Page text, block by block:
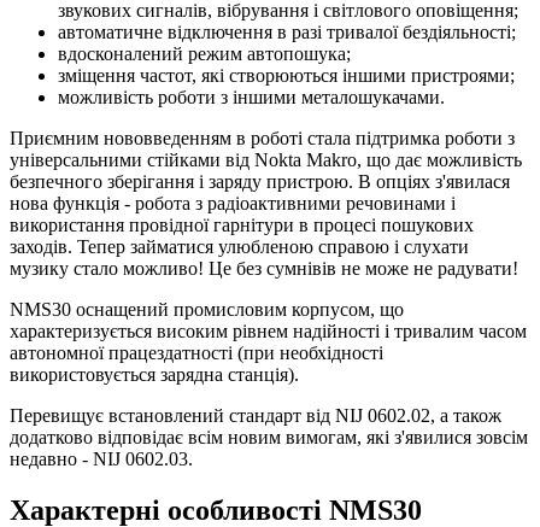
звукових сигналів, вібрування і світлового оповіщення;
автоматичне відключення в разі тривалої бездіяльності;
вдосконалений режим автопошука;
зміщення частот, які створюються іншими пристроями;
можливість роботи з іншими металошукачами.
Приємним нововведенням в роботі стала підтримка роботи з
універсальними стійками від Nokta Makro, що дає можливість
безпечного зберігання і заряду пристрою. В опціях з'явилася
нова функція - робота з радіоактивними речовинами і
використання провідної гарнітури в процесі пошукових
заходів. Тепер займатися улюбленою справою і слухати
музику стало можливо! Це без сумнівів не може не радувати!
NMS30 оснащений промисловим корпусом, що
характеризується високим рівнем надійності і тривалим часом
автономної працездатності (при необхідності
використовується зарядна станція).
Перевищує встановлений стандарт від NIJ 0602.02, а також
додатково відповідає всім новим вимогам, які з'явилися зовсім
недавно - NIJ 0602.03.
Характерні особливості NMS30